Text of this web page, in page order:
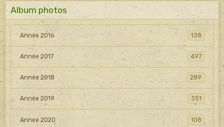
Album photos
Année 2016 138
Année 2017 497
Année 2018 289
Année 2019 351
Année 2020 108